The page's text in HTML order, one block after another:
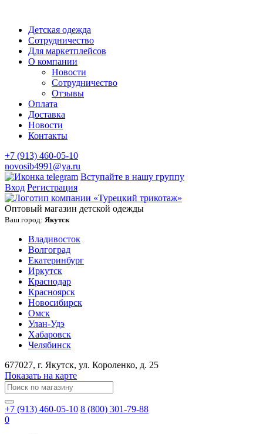
Детская одежда
Сотрудничество
Для маркетплейсов
О компании
Новости
Сотрудничество
Отзывы
Оплата
Доставка
Новости
Контакты
+7 (913) 460-05-10
novosib4991@ya.ru
Вступайте в нашу группу
Вход Регистрация
Оптовый магазин детской одежды
Ваш город: Якутск
Владивосток
Волгоград
Екатеринбург
Иркутск
Краснодар
Красноярск
Новосибирск
Омск
Улан-Удэ
Хабаровск
Челябинск
677027, г. Якутск, ул. Короленко, д. 25
Показать на карте
+7 (913) 460-05-10 8 (800) 301-79-88
0